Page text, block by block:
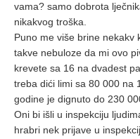
vama? samo dobrota
nikakvog troška.
Puno me više brine nekakv
takve nebuloze da mi ovo
krevete sa 16 na dvadest
treba dići limi sa 80 000 na
godine je dignuto do 230
Oni bi išli u inspekciju
hrabri nek prijave u